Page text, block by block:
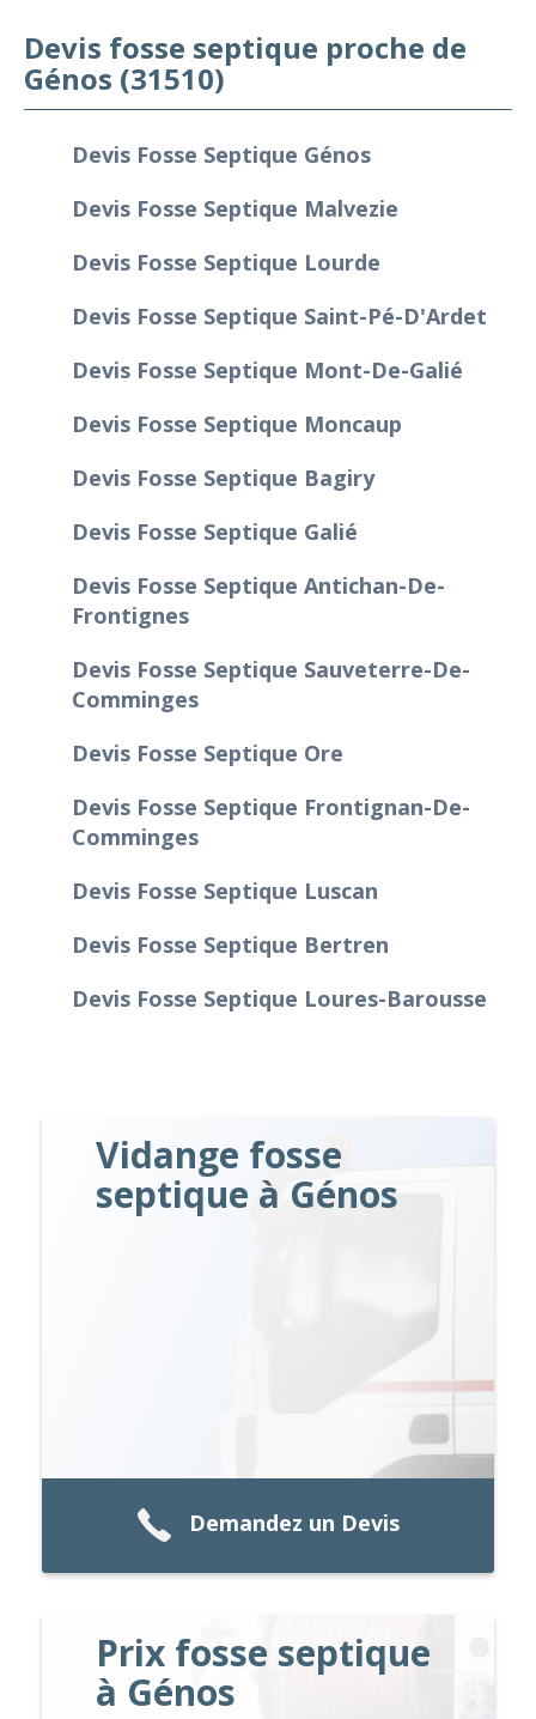
Devis fosse septique proche de
Génos (31510)
Devis Fosse Septique Génos
Devis Fosse Septique Malvezie
Devis Fosse Septique Lourde
Devis Fosse Septique Saint-Pé-D'Ardet
Devis Fosse Septique Mont-De-Galié
Devis Fosse Septique Moncaup
Devis Fosse Septique Bagiry
Devis Fosse Septique Galié
Devis Fosse Septique Antichan-De-
Frontignes
Devis Fosse Septique Sauveterre-De-
Comminges
Devis Fosse Septique Ore
Devis Fosse Septique Frontignan-De-
Comminges
Devis Fosse Septique Luscan
Devis Fosse Septique Bertren
Devis Fosse Septique Loures-Barousse
Vidange fosse
septique à Génos
Demandez un Devis
Prix fosse septique
à Génos